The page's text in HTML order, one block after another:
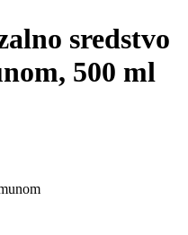
sredstvo
500 ml